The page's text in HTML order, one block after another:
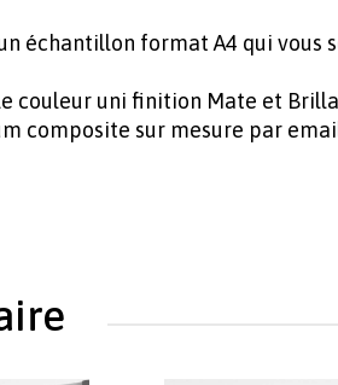
échantillon format A4 qui vous
couleur uni finition Mate et
composite sur mesure par